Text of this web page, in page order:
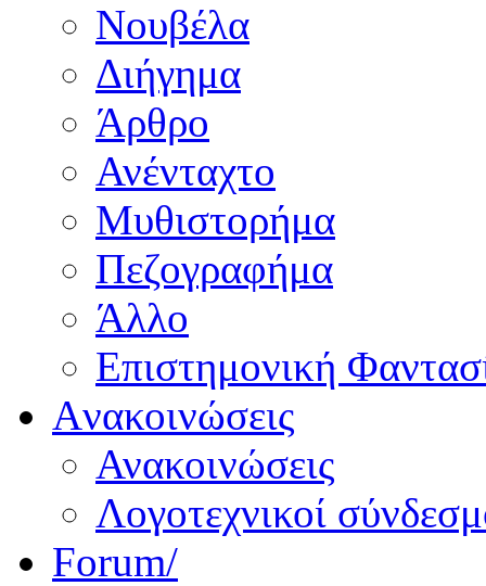
Νουβέλα
Διήγημα
Άρθρο
Ανένταχτο
Μυθιστορήμα
Πεζογραφήμα
Άλλο
Επιστημονική
Aνακοινώσεις
Ανακοινώσεις
Λογοτεχνικοί
Forum/